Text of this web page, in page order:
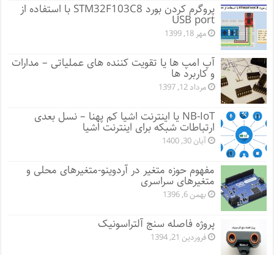
پروگرم کردن بورد STM32F103C8 با استفاده از
USB port
مهر 18, 1399
آپ امپ ها یا تقویت کننده های عملیاتی – مدارات
و کاربرد ها
مرداد 12, 1397
NB-IoT یا اینترنت اشیا کم پهنا – نسل بعدی
ارتباطات شبکه برای اینترنت اشیا
آبان 30, 1400
مفهوم حوزه متغیر در آردوینو-متغیرهای محلی و
متغیرهای سراسری
بهمن 6, 1396
پروژه فاصله سنج آلتراسونیک
فروردین 21, 1394